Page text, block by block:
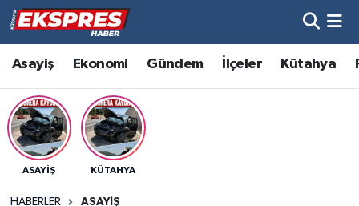
Asayiş Ekonomi Gündem İlçeler Kütahya
ASAYIŞ KÜTAHYA
HABERLER ASAYIŞ
Altıntaş
Asayiş
Aslanapa
Hava Durumu
Trafik Durumu
Süper Lig Puan Durumu ve Fikstür